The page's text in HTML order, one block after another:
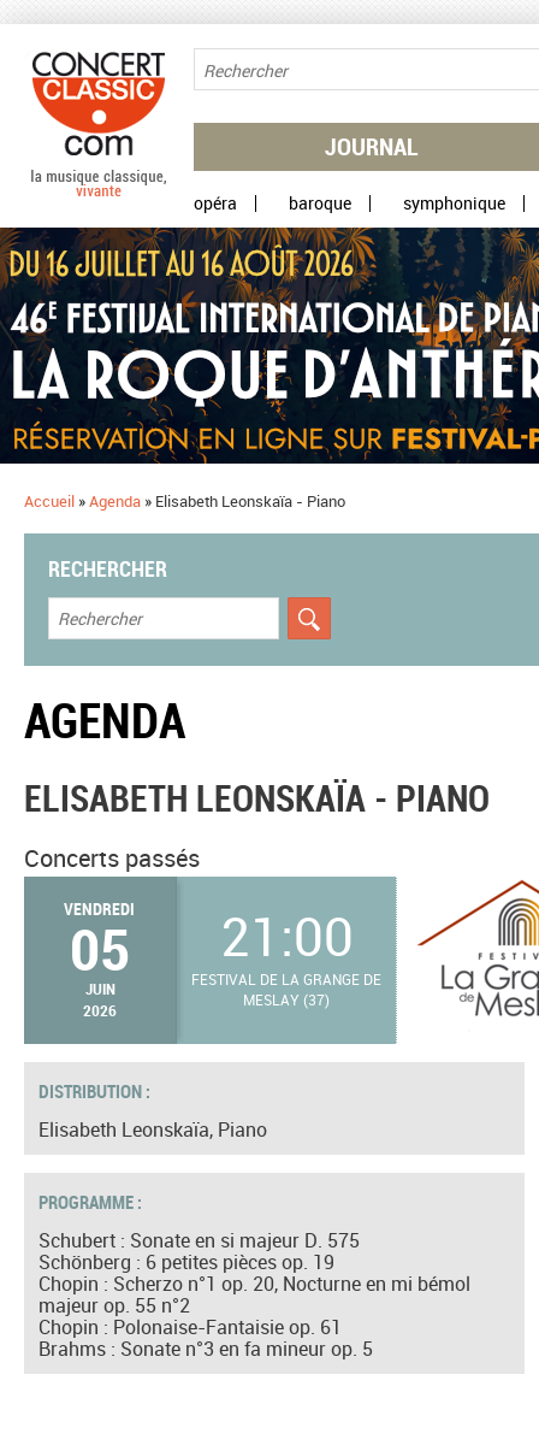
JOURNAL
opéra baroque symphonique
Accueil »Agenda » Elisabeth Leonskaïa - Piano
RECHERCHER
AGENDA
ELISABETH LEONSKAÏA - PIANO
Concerts passés
VENDREDI
05
JUIN
2026
21:00
FESTIVAL DE LA GRANGE DE
MESLAY (37)
DISTRIBUTION :
Elisabeth Leonskaïa, Piano
PROGRAMME :
Schubert : Sonate en si majeur D. 575
Schönberg : 6 petites pièces op. 19
Chopin : Scherzo n°1 op. 20, Nocturne en mi bémol
majeur op. 55 n°2
Chopin : Polonaise-Fantaisie op. 61
Brahms : Sonate n°3 en fa mineur op. 5